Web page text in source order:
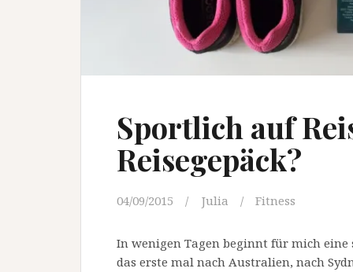
Sportlich auf
Reisegepäck?
04/09/2015 Julia Fitness
In wenigen Tagen beginnt für mich eine
das erste mal nach Australien, nach